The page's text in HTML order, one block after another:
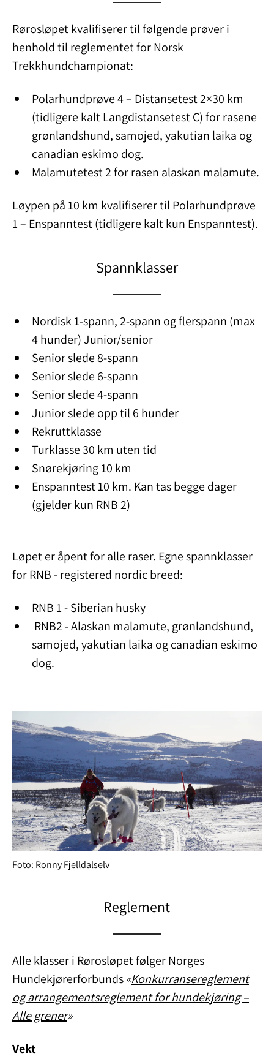
Rørosløpet kvalifiserer til følgende prøver i
henhold til reglementet for Norsk
Trekkhundchampionat:
Polarhundprøve 4 – Distansetest 2×30 km
(tidligere kalt Langdistansetest C) for rasene
grønlandshund, samojed, yakutian laika og
canadian eskimo dog.
Malamutetest 2 for rasen alaskan malamute.
Løypen på 10 km kvalifiserer til Polarhundprøve
1 – Enspanntest (tidligere kalt kun Enspanntest).
Spannklasser
Nordisk 1-spann, 2-spann og flerspann (max
4 hunder) Junior/senior
Senior slede 8-spann
Senior slede 6-spann
Senior slede 4-spann
Junior slede opp til 6 hunder
Rekruttklasse
Turklasse 30 km uten tid
Snørekjøring 10 km
Enspanntest 10 km. Kan tas begge dager
(gjelder kun RNB 2)
Løpet er åpent for alle raser. Egne spannklasser
for RNB - registered nordic breed:
RNB 1 - Siberian husky
RNB2 - Alaskan malamute, grønlandshund,
samojed, yakutian laika og canadian eskimo
dog.
Foto: Ronny Fjelldalselv
Reglement
Alle klasser i Rørosløpet følger Norges
Hundekjørerforbunds «Konkurransereglement
og arrangementsreglement for hundekjøring –
Alle grener»
Vekt